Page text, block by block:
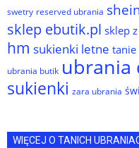
swetry reserved ubrania
sklep ebutik.pl sklep
hm sukienki letne tanie
ubrania butik ubrania
sukienki zara ubrania
WIĘCEJ O TANICH